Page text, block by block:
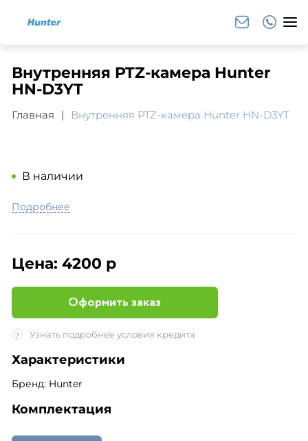
Внутренняя PTZ-камера Hunter
HN-D3YT
Главная Внутренняя PTZ-камера Hunter HN-D3YT
В наличии
Подробнее
Цена: 4200 р
Оформить заказ
? Узнать подробнее условия кредита
Характеристики
Бренд: Hunter
Комплектация